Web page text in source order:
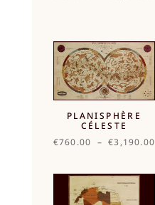
PLANISPHÈRE
CÉLESTE
€760.00 – €3,190.00